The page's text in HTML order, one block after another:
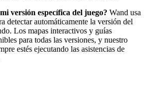
versión específica del juego? Wand usa
detectar automáticamente la versión del
Los mapas interactivos y guías
para todas las versiones, y nuestro
estés ejecutando las asistencias de